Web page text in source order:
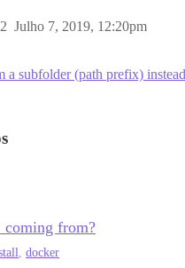
Julho 7, 2019, 12:20pm
2
a subfolder (path prefix)
from?
docker